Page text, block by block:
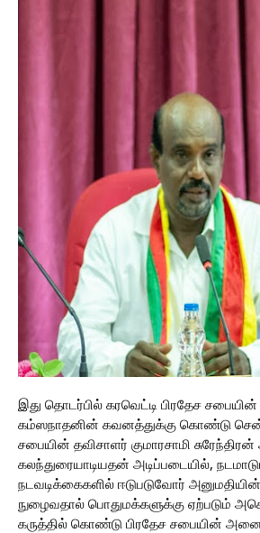
இது தொடர்பில் கரவெட்டி பிரதேச
கம்ஸநாதனின் கவனத்துக்கு கொண்டு
சபையின் தவிசாளர் குமாரசாமி
கலந்துரையாடியதன் அடிப்படையில்,
நடவடிக்கைகளில் ஈடுபடுவோர்
நுழைவதால் பொதுமக்களுக்கு ஏற்படும்
கருத்தில் கொண்டு பிரதேச சபையின்